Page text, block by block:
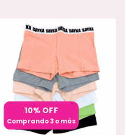
10% OFF
Comprando 3 o más